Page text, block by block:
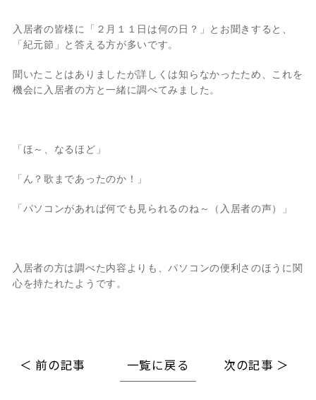
入居者の皆様に「２月１１日は何の日？」とお聞きすると、
「紀元節」と答える方が多いです。
聞いたことはありましたが詳しくは知らなかったため、これを
機会に入居者の方と一緒に調べてみました。
「ほ～、なるほど」
「ん？歌まであったのか！」
「パソコンがあれば何でも見られるのね～（入居者の声）」
入居者の方は調べた内容よりも、パソコンの便利さのほうに関
心を持たれたようです。
＜ 前の記事 一覧に戻る 次の記事 ＞